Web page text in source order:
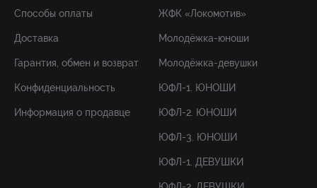
Способы оплаты
Доставка
Гарантия, обмен и возврат
Конфиденциальность
Информация о продавце
ЖФК «Локомотив»
Молодёжка-юноши
Молодёжка-девушки
ЮФЛ-1. ЮНОШИ
ЮФЛ-2. ЮНОШИ
ЮФЛ-3. ЮНОШИ
ЮФЛ-1. ДЕВУШКИ